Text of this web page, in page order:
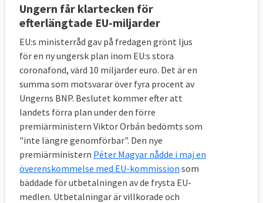
Ungern får klartecken för
efterlängtade EU-miljarder
EU:s ministerråd gav på fredagen grönt ljus
för en ny ungersk plan inom EU:s stora
coronafond, värd 10 miljarder euro. Det är en
summa som motsvarar över fyra procent av
Ungerns BNP. Beslutet kommer efter att
landets förra plan under den förre
premiärministern Viktor Orbán bedömts som
"inte längre genomförbar". Den nye
premiärministern Péter Magyar nådde i maj en
överenskommelse med EU-kommission som
bäddade för utbetalningen av de frysta EU-
medlen. Utbetalningar är villkorade och